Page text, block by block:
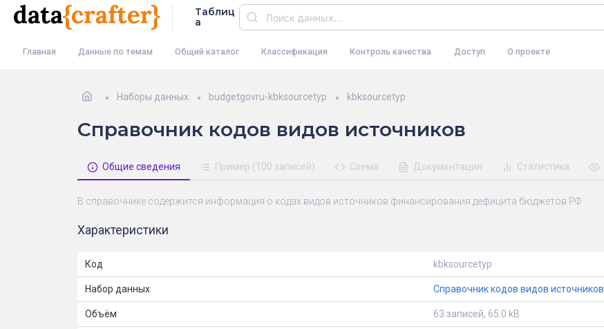
Таблиц
а
Главная Данные по темам Общий каталог Классификация Контроль качества Доступ О проекте
Наборы данных budgetgovru-kbksourcetyp kbksourcetyp
Справочник кодов видов источников
Общие сведения Пример (100 записей) Схема Документация Статистика
В справочнике содержится информация о кодах видов источников финансирования дефицита бюджетов РФ
Характеристики
Код kbksourcetyp
Набор данных Справочник кодов видов источников
Объём 63 записей, 65.0 kB